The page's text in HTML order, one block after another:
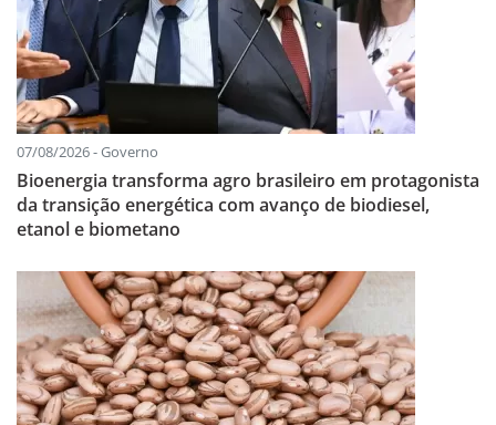
07/08/2026 - Governo
Bioenergia transforma agro brasileiro em protagonista
da transição energética com avanço de biodiesel,
etanol e biometano